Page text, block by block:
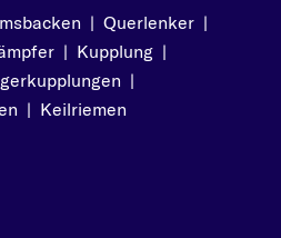
| Querlenker |
| Kupplung |
|
| Keilriemen